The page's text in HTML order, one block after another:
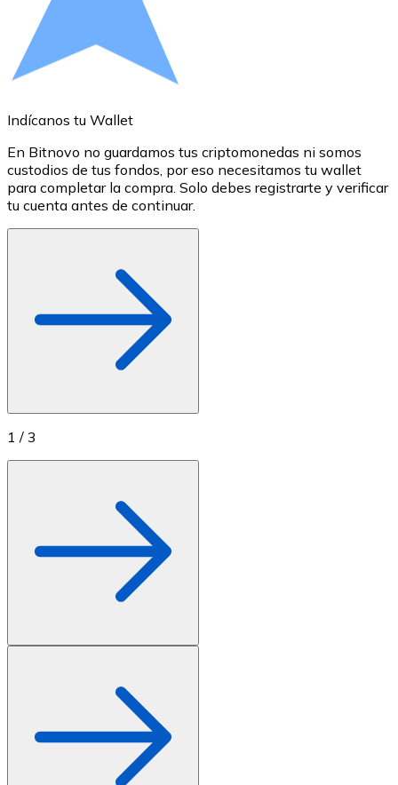
Tarjeta de crédito / débito
Utiliza tarjetas Visa y Mastercard para comprar
Tienda - Tarjetas regalo
Nuevo
Compra tarjetas regalo de tus marcas favoritas con
Ir a la tienda de tarjetas regalo
Indícanos tu Wallet
En Bitnovo no guardamos tus criptomonedas ni somos
custodios de tus fondos, por eso necesitamos tu wallet
para completar la compra. Solo debes registrarte y verificar
tu cuenta antes de continuar.
1 / 3